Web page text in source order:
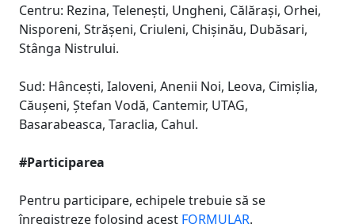
Centru: Rezina, Telenești, Ungheni, Călărași, Orhei,
Nisporeni, Strășeni, Criuleni, Chișinău, Dubăsari,
Stânga Nistrului.
Sud: Hâncești, Ialoveni, Anenii Noi, Leova, Cimișlia,
Căușeni, Ștefan Vodă, Cantemir, UTAG,
Basarabeasca, Taraclia, Cahul.
#Participarea
Pentru participare, echipele trebuie să se
înregistreze folosind acest FORMULAR.